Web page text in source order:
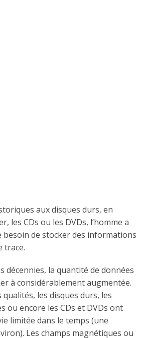
aux disques durs, en
les CDs ou les DVDs, l’homme a
de stocker des informations
trace.
décennies, la quantité de données
à considérablement augmentée.
les disques durs, les
ou encore les CDs et DVDs ont
limitée dans le temps (une
Les champs magnétiques ou